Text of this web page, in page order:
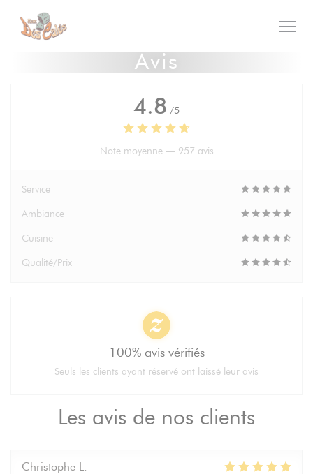
Personnalisation de vos choix en matière de cookies
Avis
Les avis de nos clients
Christophe L
4.8 /5
Note moyenne — 957 avis
Service
Ambiance
Cuisine
Qualité/Prix
100% avis vérifiés
Seuls les clients ayant réservé ont laissé leur avis